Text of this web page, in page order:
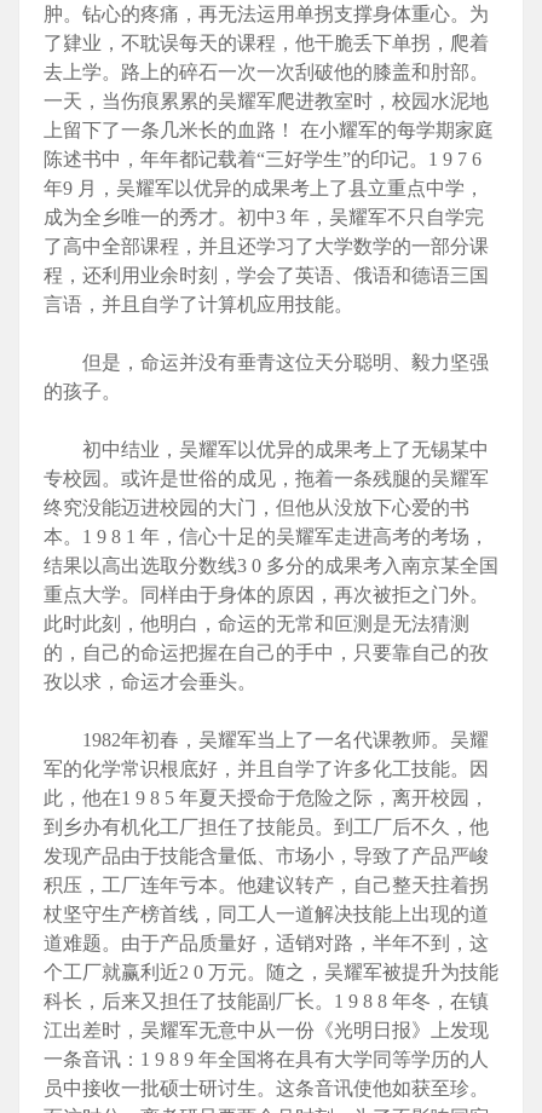
肿。钻心的疼痛，再无法运用单拐支撑身体重心。为
了肄业，不耽误每天的课程，他干脆丢下单拐，爬着
去上学。路上的碎石一次一次刮破他的膝盖和肘部。
一天，当伤痕累累的吴耀军爬进教室时，校园水泥地
上留下了一条几米长的血路！ 在小耀军的每学期家庭
陈述书中，年年都记载着“三好学生”的印记。1 9 7 6
年9 月，吴耀军以优异的成果考上了县立重点中学，
成为全乡唯一的秀才。初中3 年，吴耀军不只自学完
了高中全部课程，并且还学习了大学数学的一部分课
程，还利用业余时刻，学会了英语、俄语和德语三国
言语，并且自学了计算机应用技能。
但是，命运并没有垂青这位天分聪明、毅力坚强
的孩子。
初中结业，吴耀军以优异的成果考上了无锡某中
专校园。或许是世俗的成见，拖着一条残腿的吴耀军
终究没能迈进校园的大门，但他从没放下心爱的书
本。1 9 8 1 年，信心十足的吴耀军走进高考的考场，
结果以高出选取分数线3 0 多分的成果考入南京某全国
重点大学。同样由于身体的原因，再次被拒之门外。
此时此刻，他明白，命运的无常和叵测是无法猜测
的，自己的命运把握在自己的手中，只要靠自己的孜
孜以求，命运才会垂头。
1982年初春，吴耀军当上了一名代课教师。吴耀
军的化学常识根底好，并且自学了许多化工技能。因
此，他在1 9 8 5 年夏天授命于危险之际，离开校园，
到乡办有机化工厂担任了技能员。到工厂后不久，他
发现产品由于技能含量低、市场小，导致了产品严峻
积压，工厂连年亏本。他建议转产，自己整天拄着拐
杖坚守生产榜首线，同工人一道解决技能上出现的道
道难题。由于产品质量好，适销对路，半年不到，这
个工厂就赢利近2 0 万元。随之，吴耀军被提升为技能
科长，后来又担任了技能副厂长。1 9 8 8 年冬，在镇
江出差时，吴耀军无意中从一份《光明日报》上发现
一条音讯：1 9 8 9 年全国将在具有大学同等学历的人
员中接收一批硕士研讨生。这条音讯使他如获至珍。